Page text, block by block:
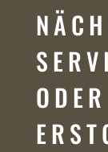
ODER